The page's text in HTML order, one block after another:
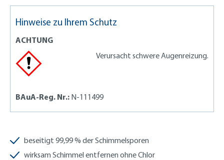
beseitigt 99,99 % der Schimmelsporen
wirksam Schimmel entfernen ohne Chlor
Hinweise zu Ihrem Schutz
ACHTUNG
Verursacht schwere Augenreizung.
BAuA-Reg. Nr.: N-111499